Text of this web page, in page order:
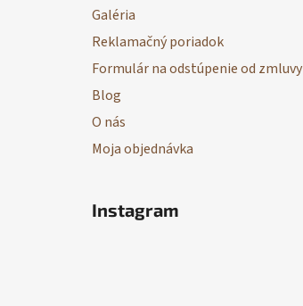
Galéria
Reklamačný poriadok
Formulár na odstúpenie od zmluvy
Blog
O nás
Moja objednávka
Instagram